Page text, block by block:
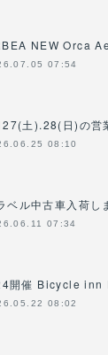
NEW Orca
07:54
27(土).28(日)の営
08:10
ベル中古車入荷し
07:34
開催 Bicycle inn
08:02